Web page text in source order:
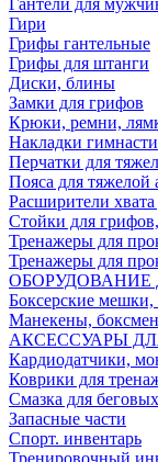
Гантели для
Гири
Грифы гантельные
Грифы для штанги
Диски, блины
Замки для грифов
Крюки, ремни,
Накладки
Перчатки для
Пояса для тяжелой
Расширители
Стойки для
Тренажеры для
Тренажеры для
ОБОРУДОВАНИЕ
Боксерские
Манекены,
АКСЕССУАРЫ
Кардиодатчики,
Коврики для
Смазка для
Запасные части
Спорт. инвентарь
Тренировочный